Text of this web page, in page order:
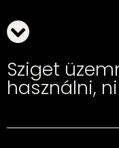
Sziget
használni,